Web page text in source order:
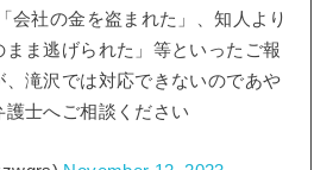
会社の金を盗まれた」、知人より
まま逃げられた」等といったご報
滝沢では対応できないのであや
士へご相談ください